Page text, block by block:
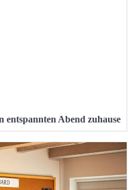
entspannten Abend zuhause